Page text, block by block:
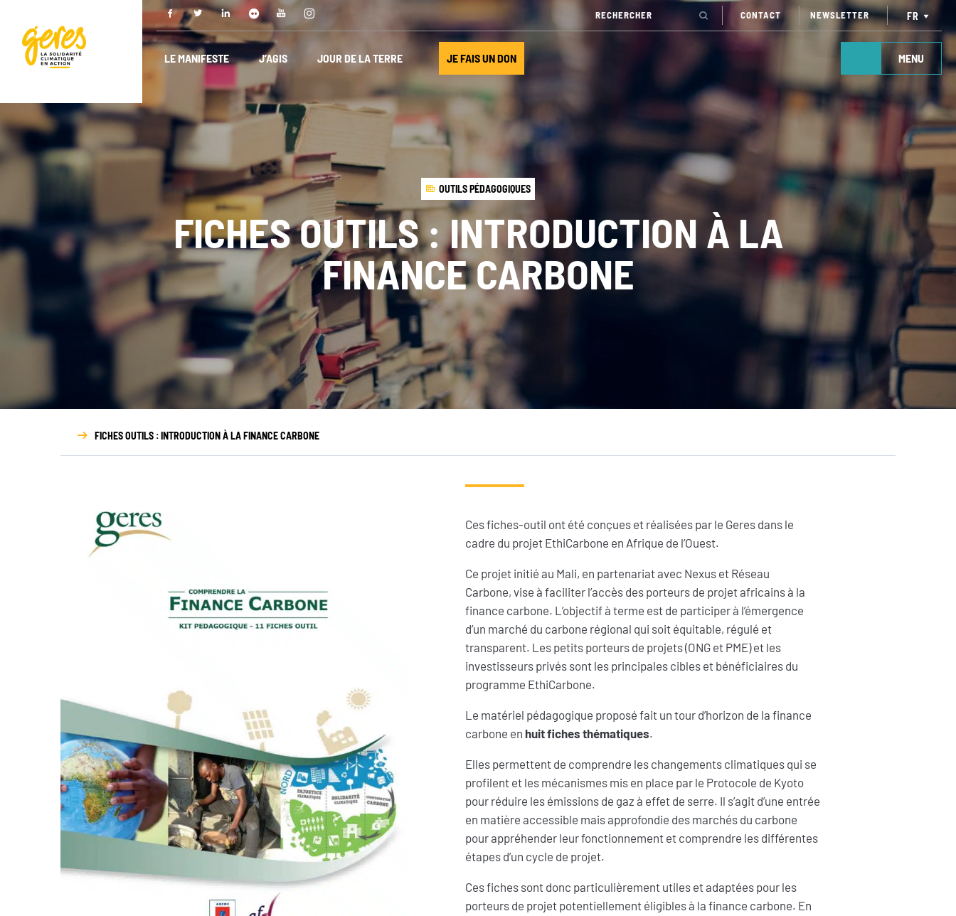
CONTACT NEWSLETTER FR
LE MANIFESTE J’AGIS JOUR DE LA TERRE JE FAIS UN DON MENU
NOUS DÉCOUVRIR
Qui sommes-nous ?
Gouvernance
Transparence
Rapport d’activité
NOS ACTIONS
Pays d’intervention
Nos projets
S’INFORMER
L’actualité du Geres
L’actualité des projets
Entreprises
collectivités
OUTILS PÉDAGOGIQUES
FICHES OUTILS : INTRODUCTION À LA
FINANCE CARBONE
FICHES OUTILS : INTRODUCTION À LA FINANCE CARBONE
Ces fiches-outil ont été conçues et réalisées par le Geres dans le
cadre du projet EthiCarbone en Afrique de l’Ouest.
Ce projet initié au Mali, en partenariat avec Nexus et Réseau
Carbone, vise à faciliter l’accès des porteurs de projet africains à la
finance carbone. L’objectif à terme est de participer à l’émergence
d’un marché du carbone régional qui soit équitable, régulé et
transparent. Les petits porteurs de projets (ONG et PME) et les
investisseurs privés sont les principales cibles et bénéficiaires du
programme EthiCarbone.
Le matériel pédagogique proposé fait un tour d’horizon de la finance
carbone en huit fiches thématiques.
Elles permettent de comprendre les changements climatiques qui se
profilent et les mécanismes mis en place par le Protocole de Kyoto
pour réduire les émissions de gaz à effet de serre. Il s’agit d’une entrée
en matière accessible mais approfondie des marchés du carbone
pour appréhender leur fonctionnement et comprendre les différentes
étapes d’un cycle de projet.
Ces fiches sont donc particulièrement utiles et adaptées pour les
porteurs de projet potentiellement éligibles à la finance carbone. En